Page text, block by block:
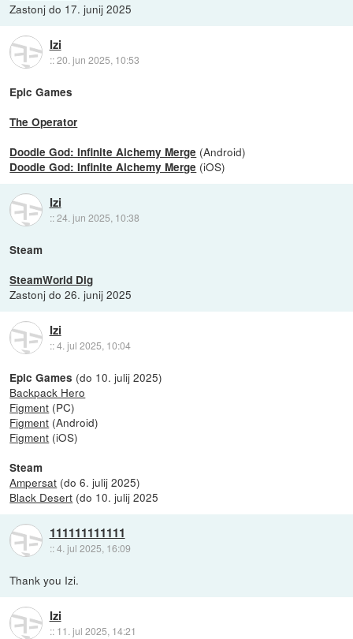
Zastonj do 17. junij 2025
Izi
::20. jun 2025, 10:53
Epic Games
The Operator
Doodle God: Infinite Alchemy Merge (Android)
Doodle God: Infinite Alchemy Merge (iOS)
Izi
::24. jun 2025, 10:38
Steam
SteamWorld Dig
Zastonj do 26. junij 2025
Izi
::4. jul 2025, 10:04
Epic Games (do 10. julij 2025)
Backpack Hero
Figment (PC)
Figment (Android)
Figment (iOS)
Steam
Ampersat (do 6. julij 2025)
Black Desert (do 10. julij 2025
111111111111
::4. jul 2025, 16:09
Thank you Izi.
Izi
:: 11. jul 2025, 14:21